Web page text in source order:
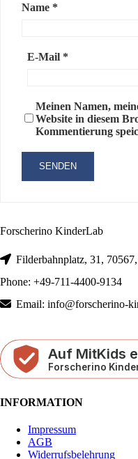
Name *
E-Mail *
Meinen Namen,
Website in diesem
Kommentierung
Forscherino KinderLab
Filderbahnplatz, 31,
Phone: +49-711-4400-9134
Email: info@forscherino-
INFORMATION
Impressum
AGB
Widerrufsbelehrung